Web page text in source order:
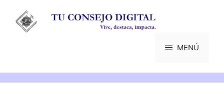
contenido
MENÚ